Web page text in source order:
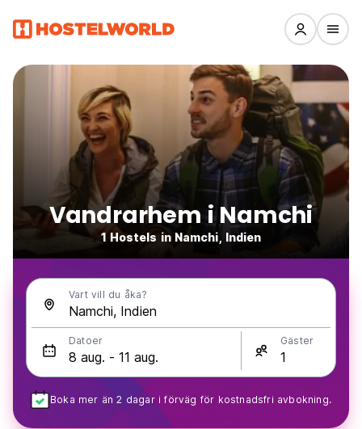
Vandrarhem i Namchi
1 Hostels in Namchi, Indien
Vart vill du åka?
Datoer Gäster
Boka mer än 2 dagar i förväg för kostnadsfri avbokning.